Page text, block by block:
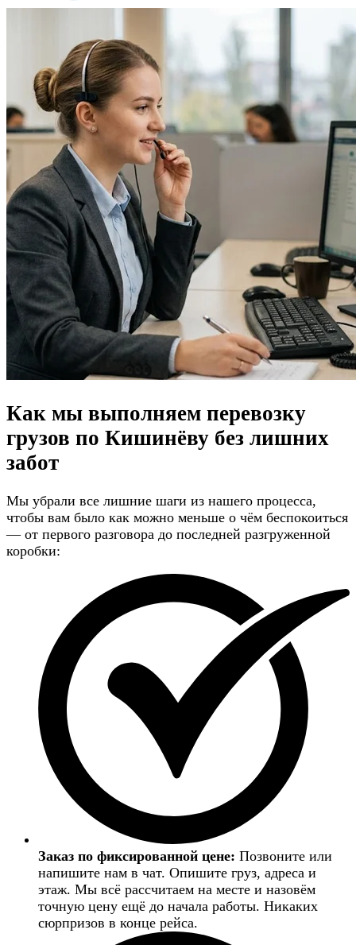
Как мы выполняем перевозку
грузов по Кишинёву без лишних
забот
Мы убрали все лишние шаги из нашего процесса,
чтобы вам было как можно меньше о чём беспокоиться
— от первого разговора до последней разгруженной
коробки:
Заказ по фиксированной цене: Позвоните или
напишите нам в чат. Опишите груз, адреса и
этаж. Мы всё рассчитаем на месте и назовём
точную цену ещё до начала работы. Никаких
сюрпризов в конце рейса.